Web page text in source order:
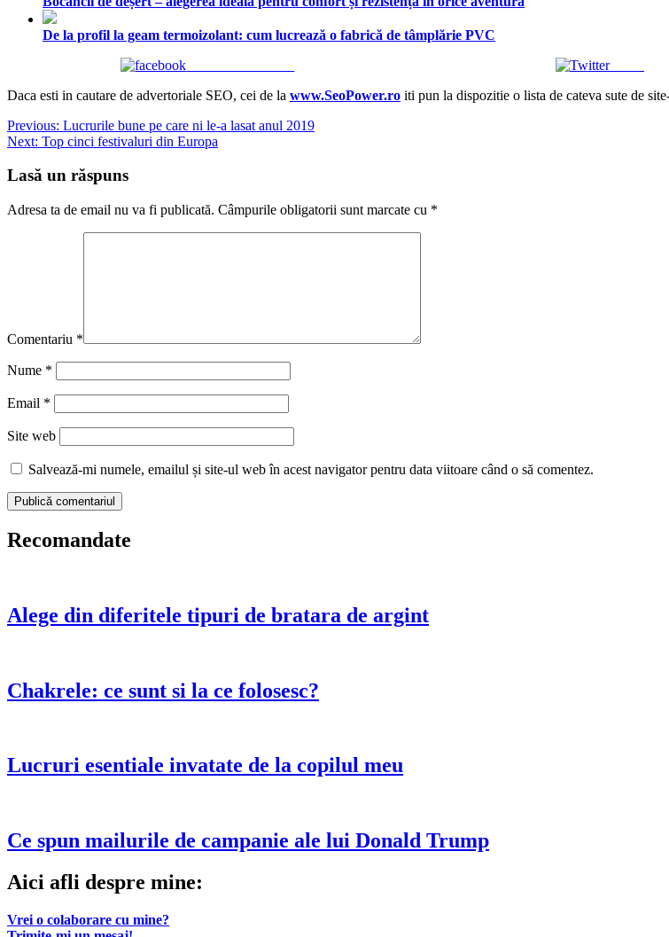
De la profil la geam termoizolant: cum lucrează o fabrică de tâmplărie PVC
Tweet
Daca esti in cautare de advertoriale SEO, cei de la www.SeoPower.ro iti pun la dispozitie o lista de cateva sute de
Navigare
în
articole
Previous: Lucrurile bune pe care ni le-a lasat anul 2019
Next: Top cinci festivaluri din Europa
Lasă un răspuns
Adresa ta de email nu va fi publicată. Câmpurile obligatorii sunt marcate cu *
Comentariu *
Nume *
Email *
Site web
Salvează-mi numele, emailul și site-ul web în acest navigator pentru data viitoare când o să comentez.
Recomandate
Alege din diferitele tipuri de bratara de argint
Chakrele: ce sunt si la ce folosesc?
Lucruri esentiale invatate de la copilul meu
Ce spun mailurile de campanie ale lui Donald Trump
Aici afli despre mine:
Vrei o colaborare cu mine?